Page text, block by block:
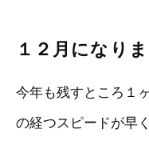
１２月になり
今年も残すところ１
の経つスピードが早